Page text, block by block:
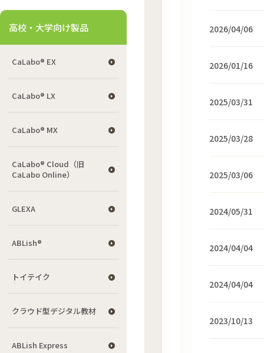
高校・大学向け製品
CaLabo® EX
CaLabo® LX
CaLabo® MX
CaLabo® Cloud（旧
CaLabo Online）
GLEXA
ABLish®
トイテイク
クラウド型デジタル教材
ABLish Express
2026/04/06
2026/01/16
2025/03/31
2025/03/28
2025/03/06
2024/05/31
2024/04/04
2024/04/04
2023/10/13